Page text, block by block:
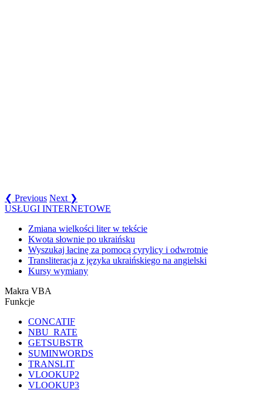
❮ Previous Next ❯
USŁUGI INTERNETOWE
Zmiana wielkości liter w tekście
Kwota słownie po ukraińsku
Wyszukaj łacinę za pomocą cyrylicy i odwrotnie
Transliteracja z języka ukraińskiego na angielski
Kursy wymiany
Makra VBA
Funkcje
CONCATIF
NBU_RATE
GETSUBSTR
SUMINWORDS
TRANSLIT
VLOOKUP2
VLOOKUP3